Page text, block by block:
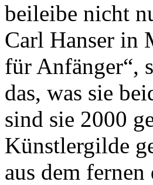
beileibe nicht
Carl Hanser in
für Anfänger“,
das, was sie
sind sie 2000
Künstlergilde
aus dem